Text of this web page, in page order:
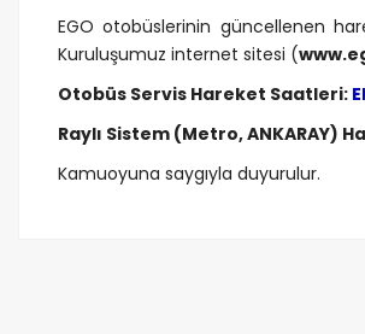
EGO otobüslerinin güncellenen
Kuruluşumuz internet sitesi (
Otobüs Servis Hareket Saatleri:
Raylı Sistem (Metro, ANKARAY)
Kamuoyuna saygıyla duyurulur.